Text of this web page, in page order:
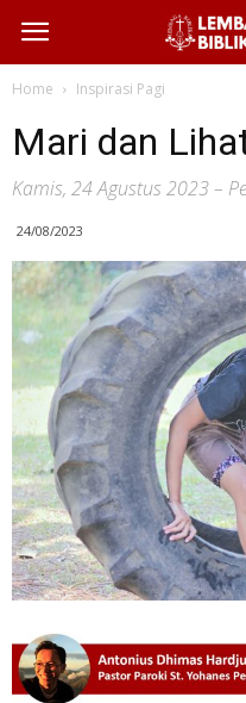
Home Inspirasi Pagi
Mari dan
Kamis, 24 Agustus 2023 –
24/08/2023